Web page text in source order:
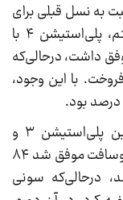
به نسل قبلی برای
مایکروسافت رقم زده است. در نسل هشتم، پلی‌استیشن ۴ با
موفق داشت، درحالی‌که
دستگاه فروخت. با این وجود،
اگر به یک نسل قبل‌تر بازگردیم، رقابت بین پلی‌استیشن ۳ و
ایکس‌باکس ۳۶۰ بسیار نزدیک‌تر بود. مایکروسافت موفق شد ۸۴
ایکس‌باکس ۳۶۰ بفروشد، درحالی‌که سونی